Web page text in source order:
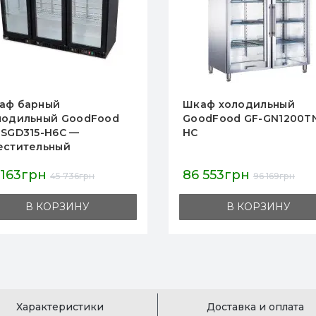
холодильный
GF-GN1200TNG-
96 169грн
В КОРЗИНУ
Шкаф холодильный
GoodFood GF-
HC
89 223грн 99 136грн
В КОРЗИНУ
Характеристики Доставка и оплата